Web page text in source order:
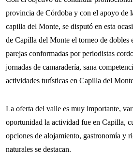
provincia de Córdoba y con el apoyo de
capilla del Monte, se disputó en esta
de Capilla del Monte el torneo de dobles
parejas conformadas por periodistas
jornadas de camaradería, sana
actividades turísticas en Capilla del
La oferta del valle es muy importante,
oportunidad la actividad fue en Capilla,
opciones de alojamiento, gastronomía y
naturales se destacan.